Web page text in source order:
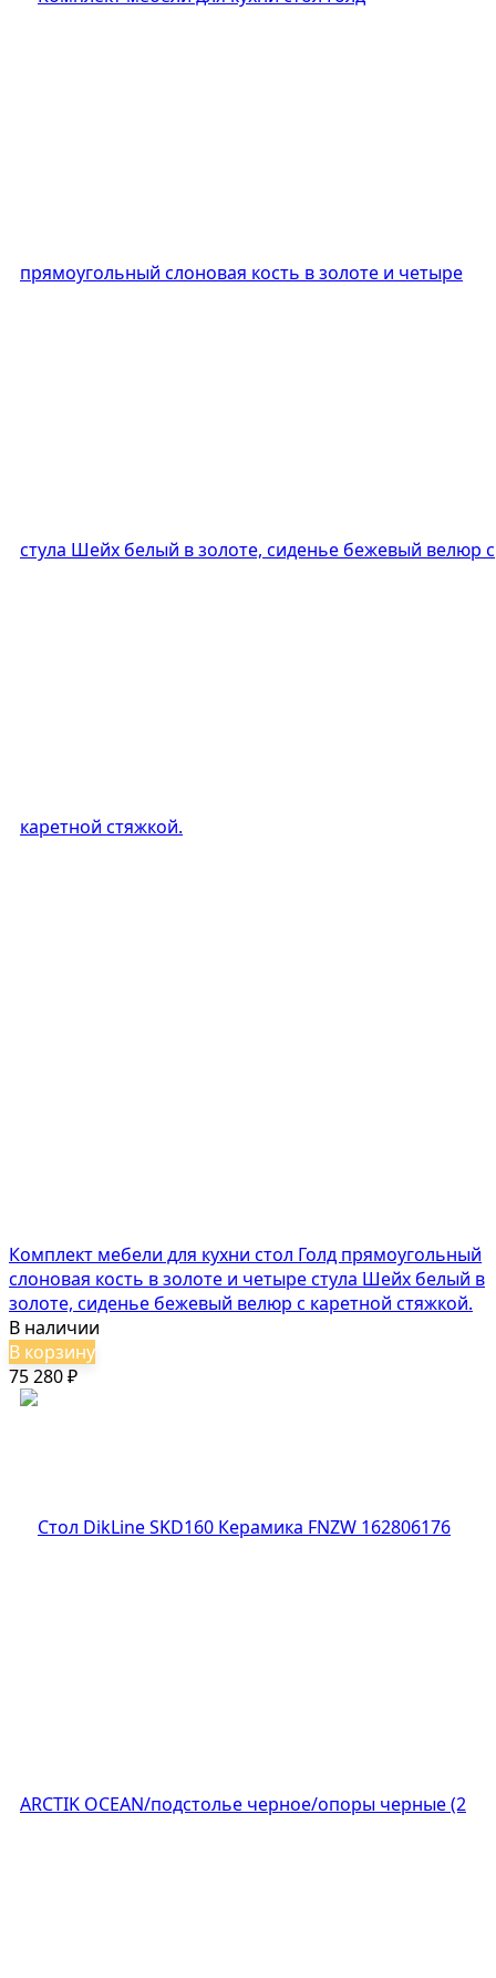
Комплект мебели для кухни стол Голд прямоугольный
слоновая кость в золоте и четыре стула Шейх белый в
золоте, сиденье бежевый велюр с каретной стяжкой.
В наличии
В корзину
75 280 ₽